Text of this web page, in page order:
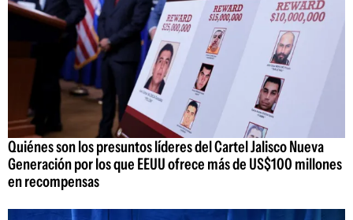
Quiénes son los presuntos líderes del Cartel Jalisco Nueva
Generación por los que EEUU ofrece más de US$100 millones
en recompensas